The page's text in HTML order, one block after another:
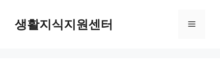
content생활지식지원센터 Menu